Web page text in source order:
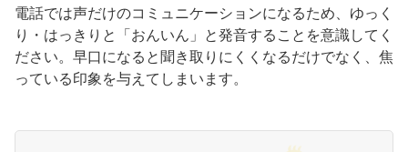
電話では声だけのコミュニケーションになるため、ゆっく
り・はっきりと「おんいん」と発音することを意識してく
ださい。早口になると聞き取りにくくなるだけでなく、焦
っている印象を与えてしまいます。